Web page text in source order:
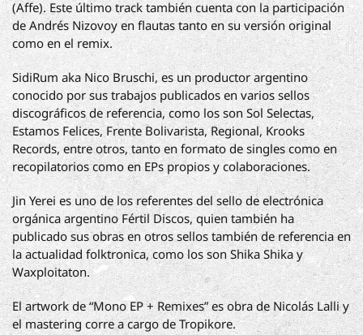
(Affe). Este último track también cuenta con la participación
de Andrés Nizovoy en flautas tanto en su versión original
como en el remix.
SidiRum aka Nico Bruschi, es un productor argentino
conocido por sus trabajos publicados en varios sellos
discográficos de referencia, como los son Sol Selectas,
Estamos Felices, Frente Bolivarista, Regional, Krooks
Records, entre otros, tanto en formato de singles como en
recopilatorios como en EPs propios y colaboraciones.
Jin Yerei es uno de los referentes del sello de electrónica
orgánica argentino Fértil Discos, quien también ha
publicado sus obras en otros sellos también de referencia en
la actualidad folktronica, como los son Shika Shika y
Waxploitaton.
El artwork de “Mono EP + Remixes” es obra de Nicolás Lalli y
el mastering corre a cargo de Tropikore.